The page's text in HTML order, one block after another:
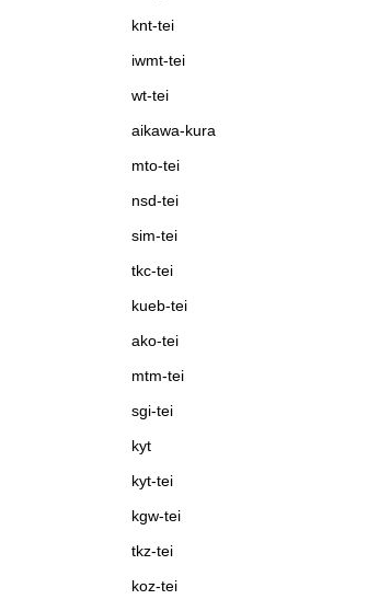
knt-tei
iwmt-tei
wt-tei
aikawa-kura
mto-tei
nsd-tei
sim-tei
tkc-tei
kueb-tei
ako-tei
mtm-tei
sgi-tei
kyt
kyt-tei
kgw-tei
tkz-tei
koz-tei